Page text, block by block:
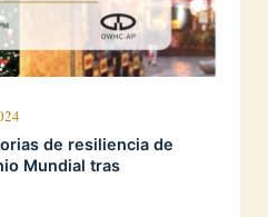
de resiliencia de
Mundial tras